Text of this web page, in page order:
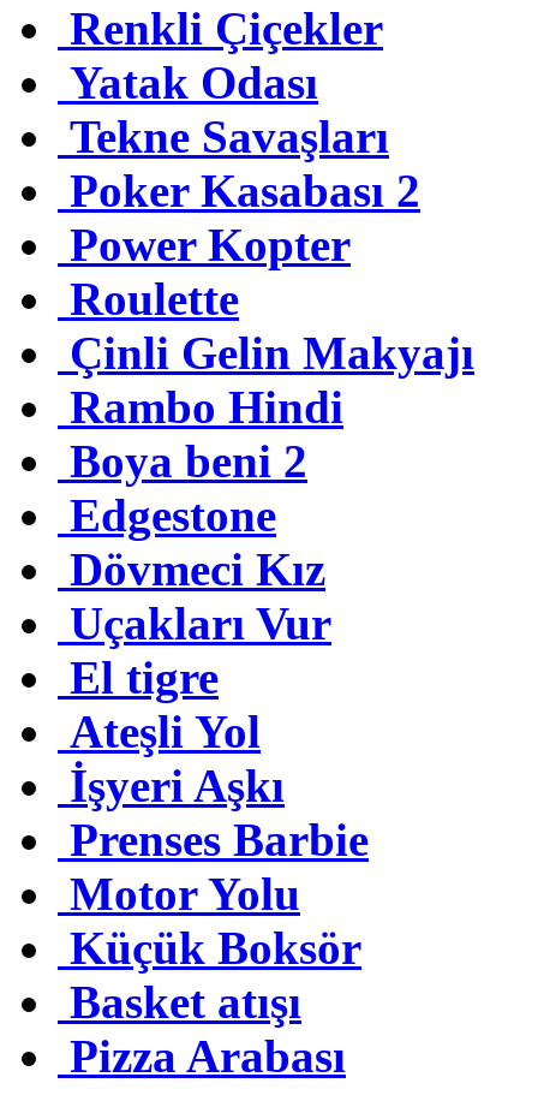
Renkli Çiçekler
Yatak Odası
Tekne Savaşları
Poker Kasabası 2
Power Kopter
Roulette
Çinli Gelin Makyajı
Rambo Hindi
Boya beni 2
Edgestone
Dövmeci Kız
Uçakları Vur
El tigre
Ateşli Yol
İşyeri Aşkı
Prenses Barbie
Motor Yolu
Küçük Boksör
Basket atışı
Pizza Arabası